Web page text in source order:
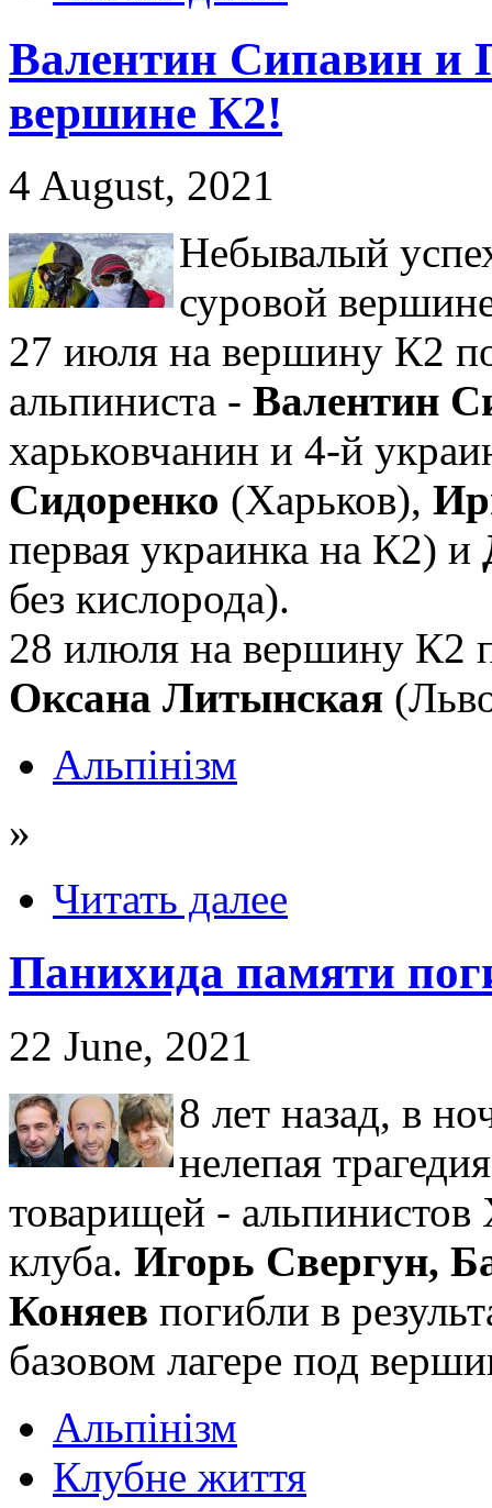
Валентин Сипавин и
вершине К2!
4 August, 2021
Небывалый
суровой
27 июля на вершину К2
альпиниста - Валентин
харьковчанин и 4-й
Сидоренко (Харьков),
первая украинка на К2) и
без кислорода).
28 илюля на вершину К2
Оксана Литынская
Альпінізм
»
Читать далее
Панихида памяти
22 June, 2021
8 лет назад, в
нелепая
товарищей - альпинистов
клуба. Игорь Свергун,
Коняев погибли в
базовом лагере под
Альпінізм
Клубне життя